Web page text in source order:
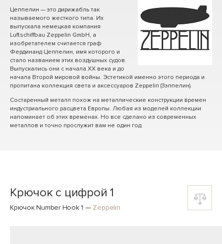
Цеппелин — это дирижабль так
называемого жесткого типа. Их
выпускала немецкая компания
Luftschiffbau Zeppelin GmbH, а
изобретателем считается граф
Фердинанд Цеппелин, имя которого и
стало названием этих воздушных судов.
Выпускались они с начала ХХ века и до
начала Второй мировой войны. Эстетикой именно этого периода и
пропитана коллекция света и аксессуаров Zeppelin (Зэппелин).
Состаренный металл похож на металлические конструкции времен
индустриального расцвета Европы. Любая из моделей коллекции
напоминает об этих временах. Но все сделано из современных
металлов и точно прослужит вам не один год.
Крючок с цифрой 1
Крючок Number Hook 1 — Zeppelin